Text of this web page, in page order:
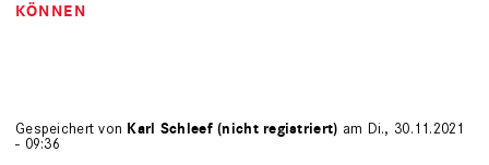
KÖNNEN
Gespeichert von Karl Schleef (nicht registriert) am Di., 30.11.2021
- 09:36